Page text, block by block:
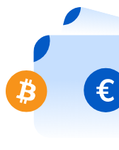
Acquista gift
Vai al negozio di